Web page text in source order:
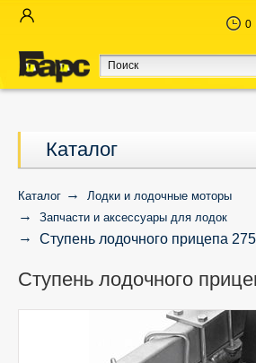
0
Каталог
Каталог
Лодки и лодочные моторы
Запчасти и аксессуары для лодок
Ступень лодочного прицепа
Ступень лодочного